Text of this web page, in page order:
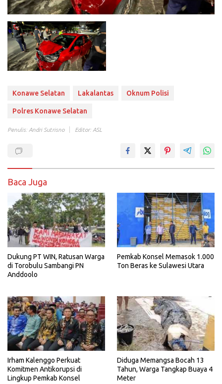
Konawe Selatan Lakalantas Oknum Polisi
Polres Konawe Selatan
Penulis: Andri Sutrisno Editor: ASL
Baca Juga
Dukung PT WIN, Ratusan Warga
di Torobulu Sambangi PN
Anddoolo
Pemkab Konsel Memasok 1.000
Ton Beras ke Sulawesi Utara
Irham Kalenggo Perkuat
Komitmen Antikorupsi di
Lingkup Pemkab Konsel
Diduga Memangsa Bocah 13
Tahun, Warga Tangkap Buaya 4
Meter